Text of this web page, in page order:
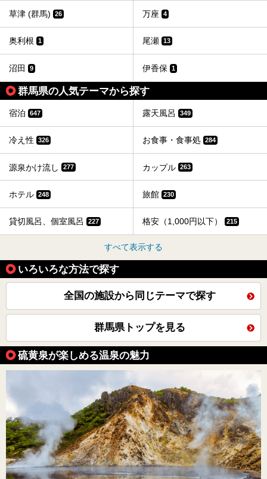
草津 (群馬) 26 万座 4
奥利根 1 尾瀬 13
沼田 9 伊香保 1
群馬県の人気テーマから探す
宿泊 647 露天風呂 349
冷え性 326 お食事・食事処 284
源泉かけ流し 277 カップル 263
ホテル 248 旅館 230
貸切風呂、個室風呂 227 格安（1,000円以下） 215
すべて表示する
いろいろな方法で探す
全国の施設から同じテーマで探す
群馬県トップを見る
硫黄泉が楽しめる温泉の魅力